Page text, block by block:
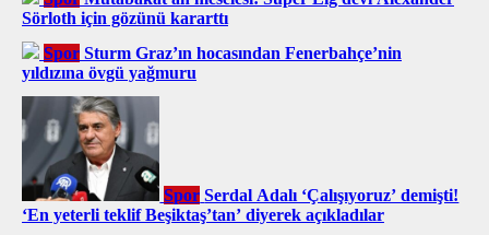
Sörloth için gözünü kararttı
Spor Sturm Graz’ın hocasından Fenerbahçe’nin
yıldızına övgü yağmuru
Spor Serdal Adalı ‘Çalışıyoruz’ demişti!
‘En yeterli teklif Beşiktaş’tan’ diyerek açıkladılar